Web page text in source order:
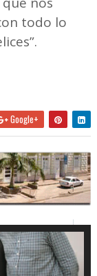
todo lo
Google+